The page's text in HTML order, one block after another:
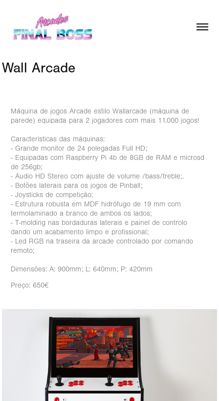
Wall Arcade
Máquina de jogos Arcade estilo Wallarcade (máquina de
parede) equipada para 2 jogadores com mais 11.000 jogos!
Características das máquinas:
- Grande monitor de 24 polegadas Full HD;
- Equipadas com Raspberry Pi 4b de 8GB de RAM e microsd
de 256gb;
- Áudio HD Stereo com ajuste de volume /bass/treble;.
- Botões laterais para os jogos de Pinball;
- Joysticks de competição;
- Estrutura robusta em MDF hidrófugo de 19 mm com
termolaminado a branco de ambos os lados;
- T-molding nas bordaduras laterais e painel de controlo
dando um acabamento limpo e profissional;
- Led RGB na traseira da arcade controlado por comando
remoto;
Dimensões: A: 900mm; L: 640mm; P: 420mm
Preço: 650€